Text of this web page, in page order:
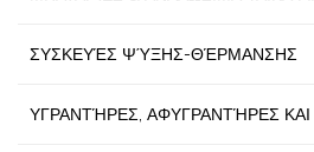
ΣΥΣΚΕΥΈΣ ΨΎΞΗΣ-ΘΈΡΜΑΝΣΗΣ
ΥΓΡΑΝΤΉΡΕΣ, ΑΦΥΓΡΑΝΤΉΡΕΣ ΚΑΙ